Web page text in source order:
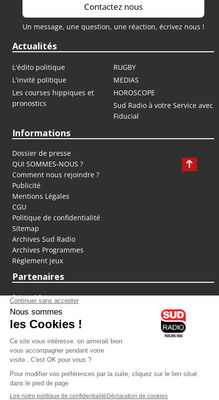
Contactez nous
Un message, une question, une réaction, écrivez nous !
Actualités
L'édito politique
RUGBY
L'invité politique
MEDIAS
Les courses hippiques et
pronostics
HOROSCOPE
Sud Radio à votre Service avec
Fiducial
Informations
Dossier de presse
QUI SOMMES-NOUS ?
Comment nous rejoindre ?
Publicité
Mentions Légales
CGU
Politique de confidentialité
Sitemap
Archives Sud Radio
Archives Programmes
Règlement jeux
Partenaires
fiducial.fr
lyoncapitale.fr
olympique-et-lyonnais.com
L'application Iphone / Android
Téléchargez l'application
Les cookies